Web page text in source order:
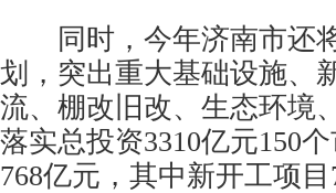
同时，今年济南市还
划，突出重大基础设施、
流、棚改旧改、生态环境
落实总投资3310亿元150
768亿元，其中新开工项